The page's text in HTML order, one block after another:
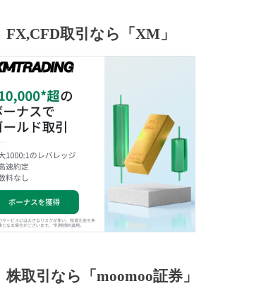
FX,CFD取引なら「XM」
株取引なら「moomoo証券」